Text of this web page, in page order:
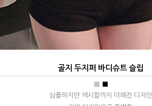
골지 두지퍼 바디슈트 슬립
■ ■
심플하지만 섹시함까지 더해진 디자인